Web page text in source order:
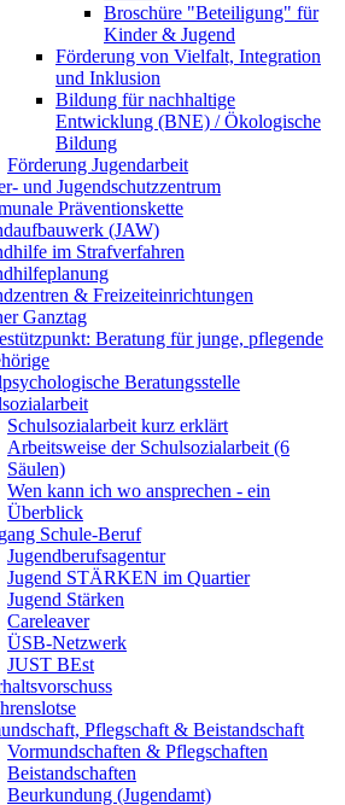
Broschüre "Beteiligung" für
Kinder & Jugend
Förderung von Vielfalt, Integration
und Inklusion
Bildung für nachhaltige
Entwicklung (BNE) / Ökologische
Bildung
Förderung Jugendarbeit
und Jugendschutzzentrum
Präventionskette
(JAW)
im Strafverfahren
& Freizeiteinrichtungen
Ganztag
Beratung für junge, pflegende
Beratungsstelle
Schulsozialarbeit kurz erklärt
Arbeitsweise der Schulsozialarbeit (6
Säulen)
Wen kann ich wo ansprechen - ein
Überblick
Schule-Beruf
Jugendberufsagentur
Jugend STÄRKEN im Quartier
Jugend Stärken
Careleaver
ÜSB-Netzwerk
JUST BEst
Pflegschaft & Beistandschaft
Vormundschaften & Pflegschaften
Beistandschaften
Beurkundung (Jugendamt)